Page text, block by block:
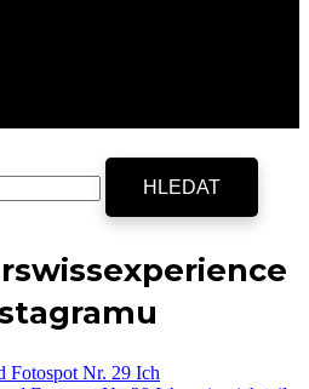
Fotospot Nr. 29 Ich